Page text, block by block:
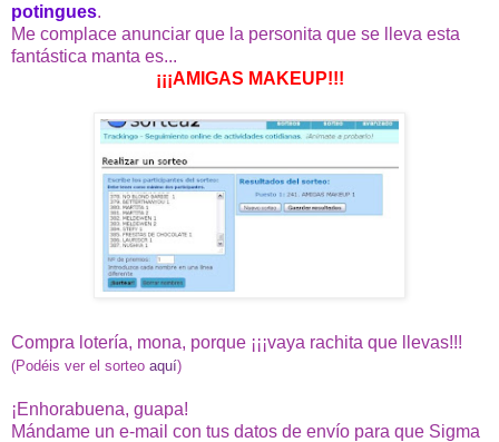
potingues.
Me complace anunciar que la personita que se lleva esta
fantástica manta es...
¡¡¡AMIGAS MAKEUP!!!
Compra lotería, mona, porque ¡¡¡vaya rachita que llevas!!!
(Podéis ver el sorteo aquí)
¡Enhorabuena, guapa!
Mándame un e-mail con tus datos de envío para que Sigma